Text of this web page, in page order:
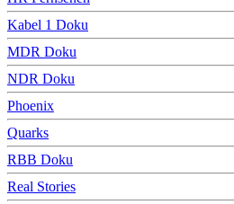
Kabel 1 Doku
MDR Doku
NDR Doku
Phoenix
Quarks
RBB Doku
Real Stories